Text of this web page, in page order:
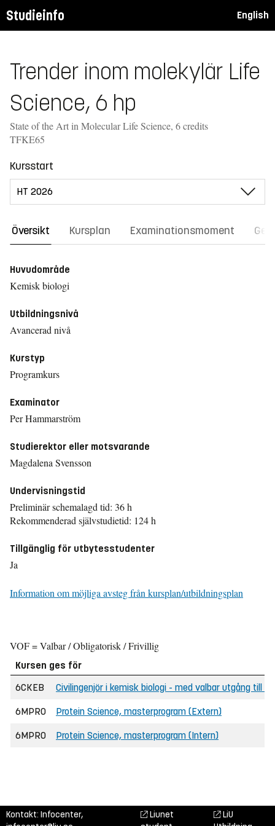
Studieinfo English
Trender inom molekylär Life
Science, 6 hp
State of the Art in Molecular Life Science, 6 credits
TFKE65
Kursstart
Översikt Kursplan Examinationsmoment
Huvudområde
Kemisk biologi
Utbildningsnivå
Avancerad nivå
Kurstyp
Programkurs
Examinator
Per Hammarström
Studierektor eller motsvarande
Magdalena Svensson
Undervisningstid
Preliminär schemalagd tid: 36 h
Rekommenderad självstudietid: 124 h
Tillgänglig för utbytesstudenter
Ja
Information om möjliga avsteg från kursplan/utbildningsplan
VOF = Valbar / Obligatorisk / Frivillig
Kursen ges för
6CKEB
Civilingenjör i kemisk biologi - med valbar utgång till
6MPRO Protein Science, masterprogram (Extern)
6MPRO Protein Science, masterprogram (Intern)
Kontakt: Infocenter,
Liunet
LiU